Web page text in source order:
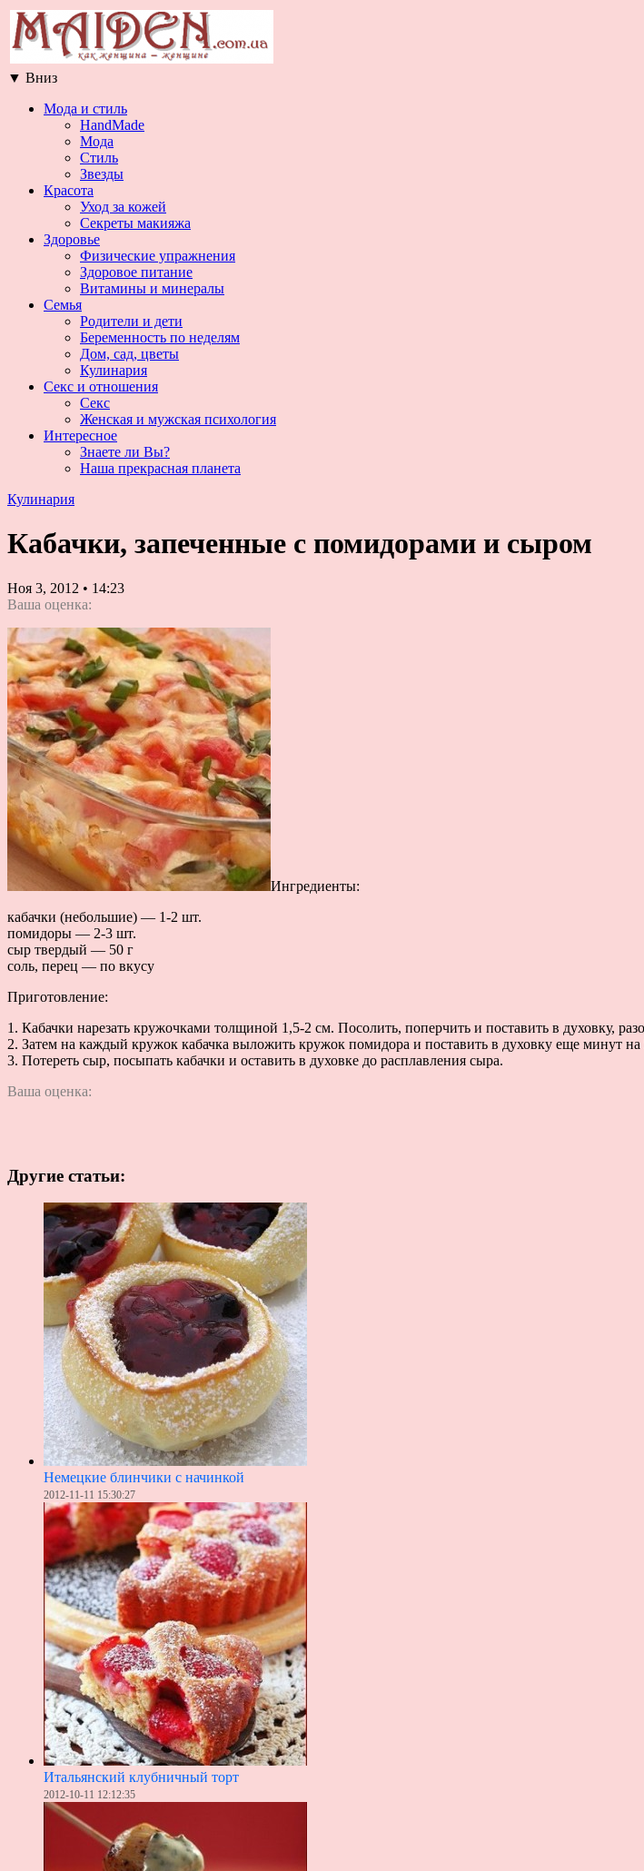
▼ Вниз
Мода и стиль
HandMade
Мода
Стиль
Звезды
Красота
Уход за кожей
Секреты макияжа
Здоровье
Физические упражнения
Здоровое питание
Витамины и минералы
Семья
Родители и дети
Беременность по неделям
Дом, сад, цветы
Кулинария
Секс и отношения
Секс
Женская и мужская психология
Интересное
Знаете ли Вы?
Наша прекрасная планета
Кулинария
Кабачки, запеченные с помидорами и сыром
Ноя 3, 2012 • 14:23
Ваша оценка:
Ингредиенты:
кабачки (небольшие) — 1-2 шт.
помидоры — 2-3 шт.
сыр твердый — 50 г
соль, перец — по вкусу
Приготовление:
1. Кабачки нарезать кружочками толщиной 1,5-2 см. Посолить, поперчить и поставить в духовку,
2. Затем на каждый кружок кабачка выложить кружок помидора и поставить в духовку еще минут на
3. Потереть сыр, посыпать кабачки и оставить в духовке до расплавления сыра.
Ваша оценка:
Другие статьи:
Немецкие блинчики с начинкой
2012-11-11 15:30:27
Итальянский клубничный тoрт
2012-10-11 12:12:35